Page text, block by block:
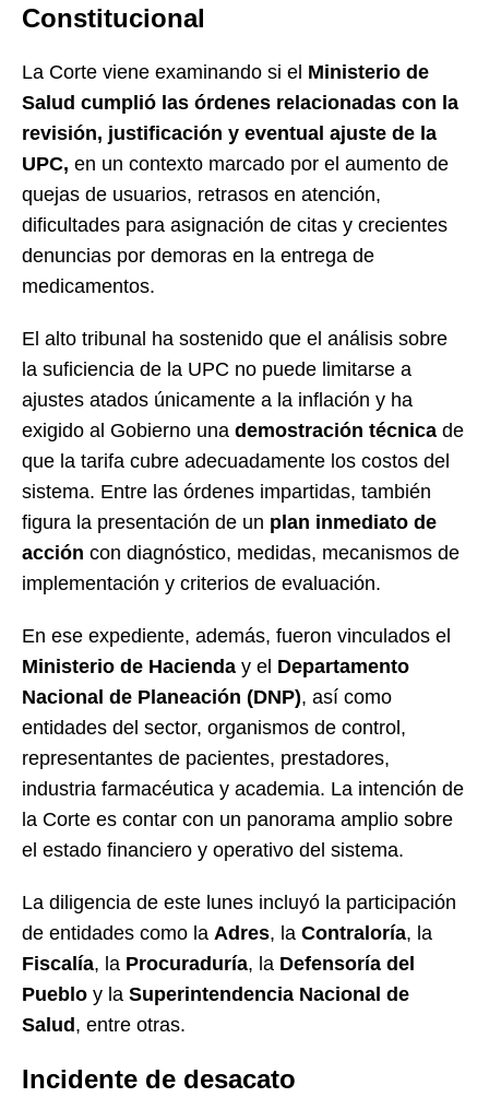
Constitucional
La Corte viene examinando si el Ministerio de
Salud cumplió las órdenes relacionadas con la
revisión, justificación y eventual ajuste de la
UPC, en un contexto marcado por el aumento de
quejas de usuarios, retrasos en atención,
dificultades para asignación de citas y crecientes
denuncias por demoras en la entrega de
medicamentos.
El alto tribunal ha sostenido que el análisis sobre
la suficiencia de la UPC no puede limitarse a
ajustes atados únicamente a la inflación y ha
exigido al Gobierno una demostración técnica de
que la tarifa cubre adecuadamente los costos del
sistema. Entre las órdenes impartidas, también
figura la presentación de un plan inmediato de
acción con diagnóstico, medidas, mecanismos de
implementación y criterios de evaluación.
En ese expediente, además, fueron vinculados el
Ministerio de Hacienda y el Departamento
Nacional de Planeación (DNP), así como
entidades del sector, organismos de control,
representantes de pacientes, prestadores,
industria farmacéutica y academia. La intención de
la Corte es contar con un panorama amplio sobre
el estado financiero y operativo del sistema.
La diligencia de este lunes incluyó la participación
de entidades como la Adres, la Contraloría, la
Fiscalía, la Procuraduría, la Defensoría del
Pueblo y la Superintendencia Nacional de
Salud, entre otras.
Incidente de desacato